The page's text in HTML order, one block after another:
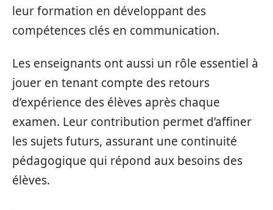
leur formation en développant des
compétences clés en communication.
Les enseignants ont aussi un rôle essentiel à
jouer en tenant compte des retours
d’expérience des élèves après chaque
examen. Leur contribution permet d’affiner
les sujets futurs, assurant une continuité
pédagogique qui répond aux besoins des
élèves.